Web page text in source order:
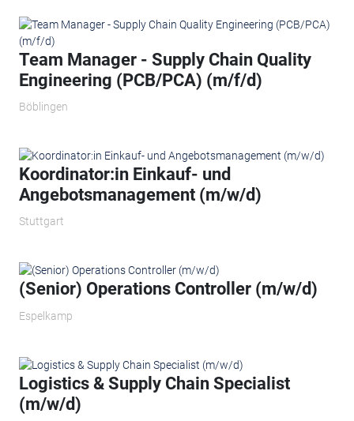
Team Manager - Supply Chain Quality
Engineering (PCB/PCA) (m/f/d)
Böblingen
Koordinator:in Einkauf- und
Angebotsmanagement (m/w/d)
Stuttgart
(Senior) Operations Controller (m/w/d)
Espelkamp
Logistics & Supply Chain Specialist
(m/w/d)